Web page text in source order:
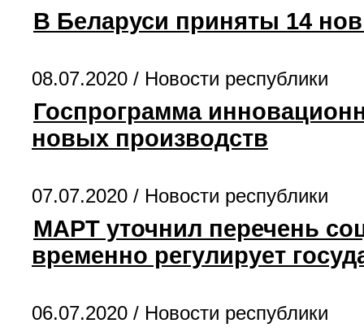
В Беларуси приняты 14
08.07.2020 / Новости республики
Госпрограмма
новых производств
07.07.2020 / Новости республики
МАРТ уточнил перечень
временно регулирует
06.07.2020 / Новости республики